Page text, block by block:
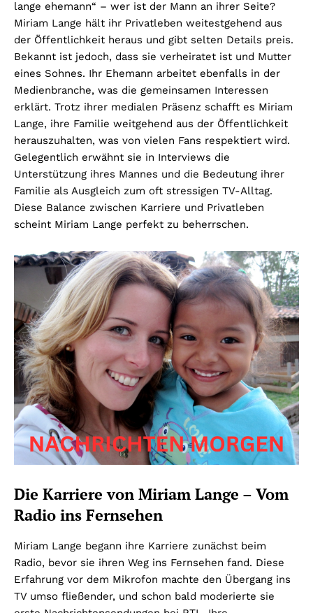
lange ehemann“ – wer ist der Mann an ihrer Seite?
Miriam Lange hält ihr Privatleben weitestgehend aus
der Öffentlichkeit heraus und gibt selten Details preis.
Bekannt ist jedoch, dass sie verheiratet ist und Mutter
eines Sohnes. Ihr Ehemann arbeitet ebenfalls in der
Medienbranche, was die gemeinsamen Interessen
erklärt. Trotz ihrer medialen Präsenz schafft es Miriam
Lange, ihre Familie weitgehend aus der Öffentlichkeit
herauszuhalten, was von vielen Fans respektiert wird.
Gelegentlich erwähnt sie in Interviews die
Unterstützung ihres Mannes und die Bedeutung ihrer
Familie als Ausgleich zum oft stressigen TV-Alltag.
Diese Balance zwischen Karriere und Privatleben
scheint Miriam Lange perfekt zu beherrschen.
Die Karriere von Miriam Lange – Vom
Radio ins Fernsehen
Miriam Lange begann ihre Karriere zunächst beim
Radio, bevor sie ihren Weg ins Fernsehen fand. Diese
Erfahrung vor dem Mikrofon machte den Übergang ins
TV umso fließender, und schon bald moderierte sie